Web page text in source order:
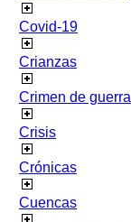
Covid-19
Crianzas
Crimen de guerra
Crisis
Crónicas
Cuencas